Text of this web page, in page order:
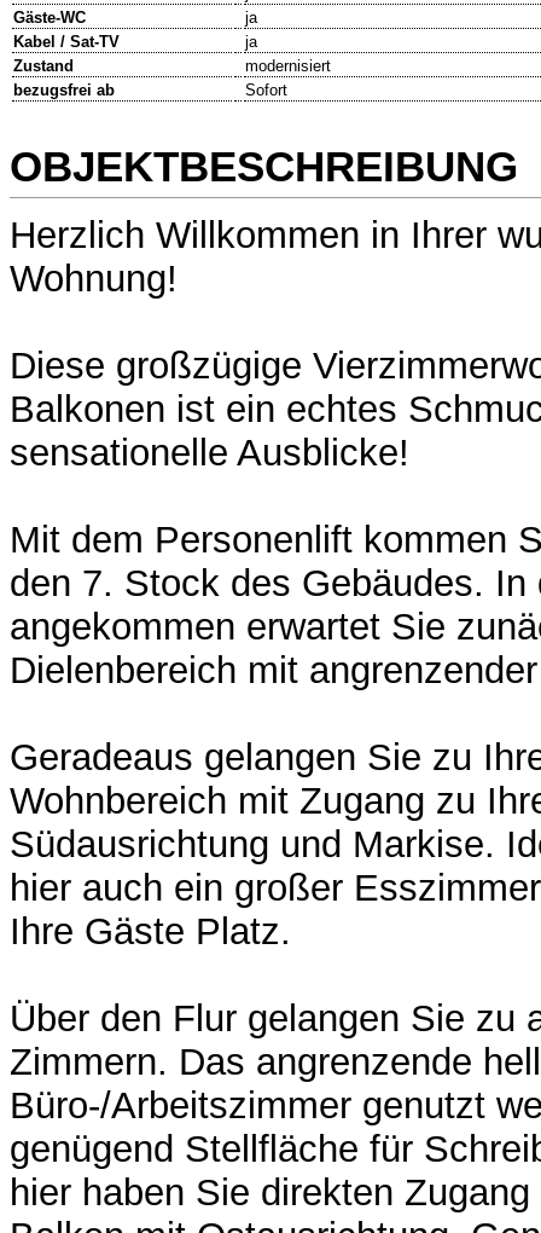
Gäste-WC
ja
Kabel / Sat-TV
ja
Zustand
modernisiert
bezugsfrei ab
Sofort
OBJEKTBESCHREIBUNG
Herzlich Willkommen in Ihrer
Wohnung!
Diese großzügige
Balkonen ist ein echtes
sensationelle Ausblicke!
Mit dem Personenlift kommen
den 7. Stock des Gebäudes. In
angekommen erwartet Sie
Dielenbereich mit
Geradeaus gelangen Sie zu
Wohnbereich mit Zugang zu
Südausrichtung und Markise.
hier auch ein großer
Ihre Gäste Platz.
Über den Flur gelangen Sie zu
Zimmern. Das angrenzende
Büro-/Arbeitszimmer genutzt
genügend Stellfläche für
hier haben Sie direkten